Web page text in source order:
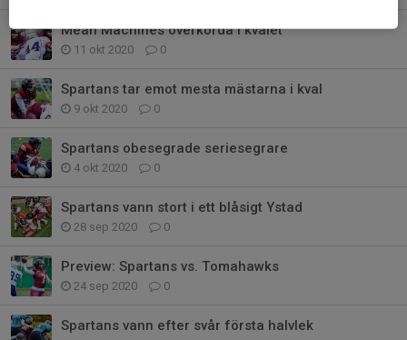
Mean Machines överkörda i kvalet
11 okt 2020 0
Spartans tar emot mesta mästarna i kval
9 okt 2020 0
Spartans obesegrade seriesegrare
4 okt 2020 0
Spartans vann stort i ett blåsigt Ystad
28 sep 2020 0
Preview: Spartans vs. Tomahawks
24 sep 2020 0
Spartans vann efter svår första halvlek